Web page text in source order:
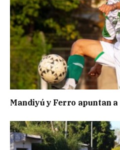
Mandiyú y Ferro apuntan